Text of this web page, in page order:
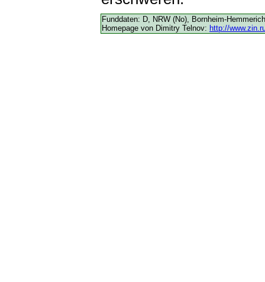
Funddaten: D, NRW (No), Bornheim-
Homepage von Dimitry Telnov: http://